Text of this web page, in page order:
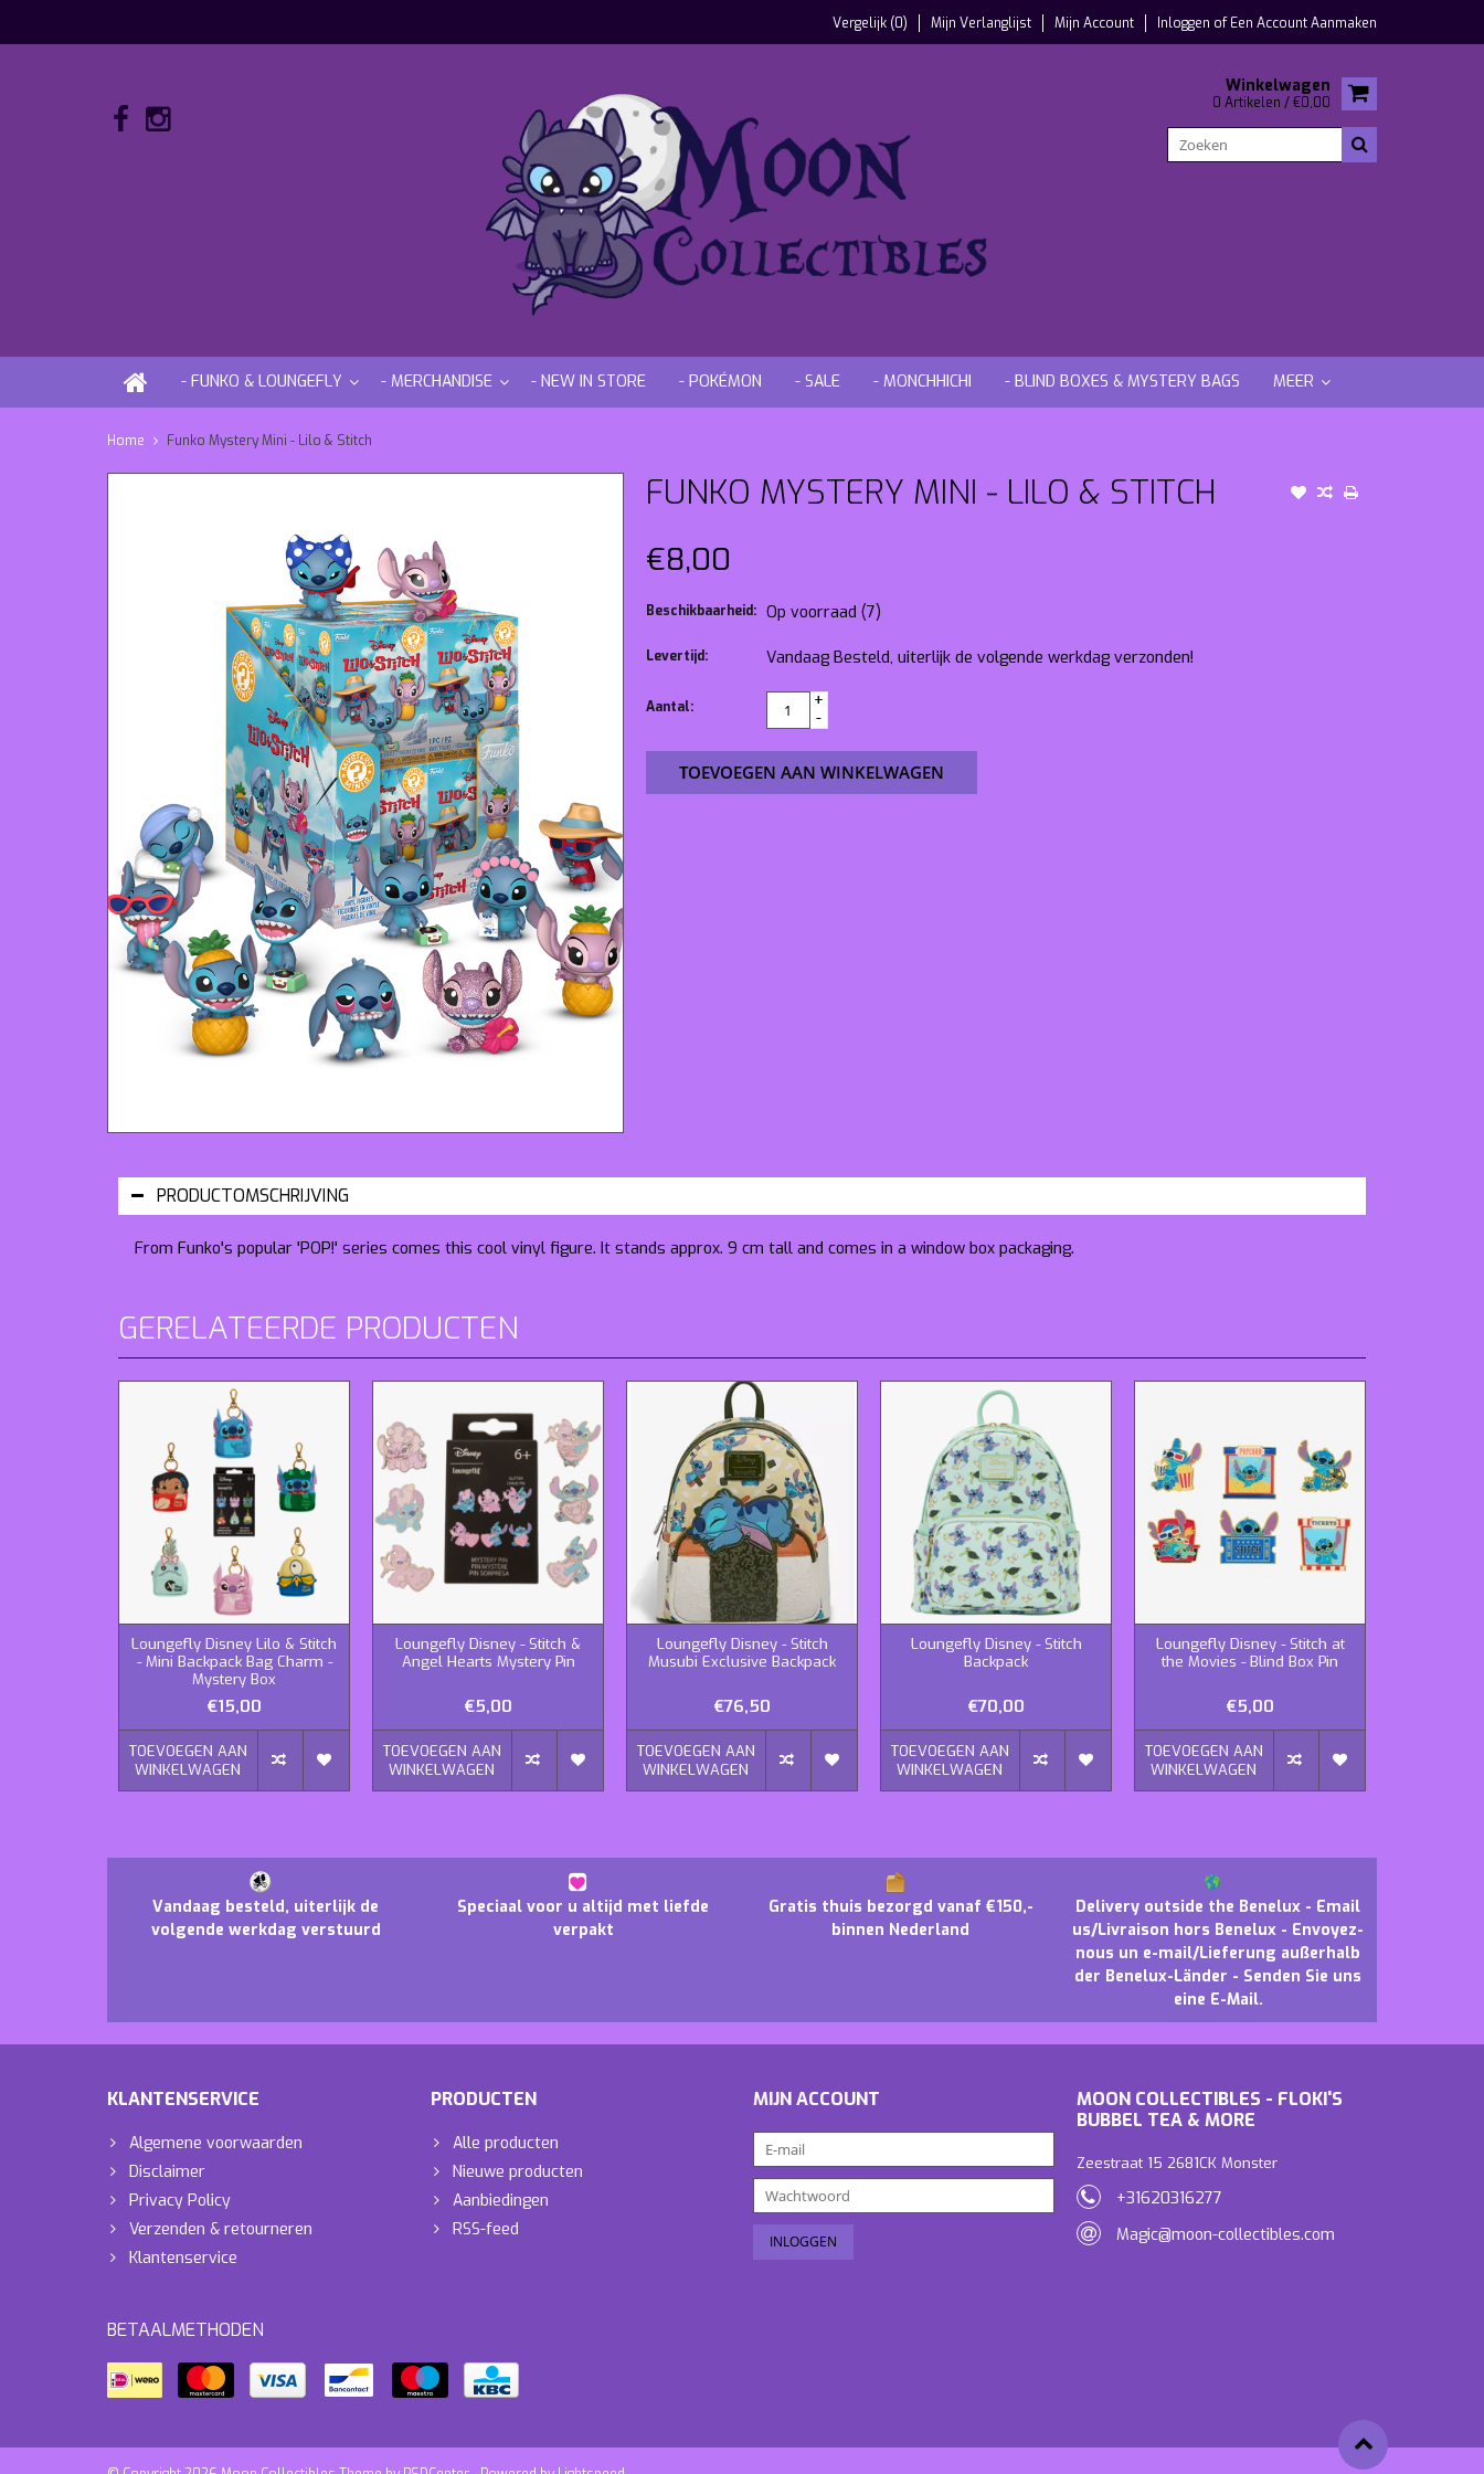
Vergelijk (0) Mijn Verlanglijst Mijn Account Inloggen ofEen Account Aanmaken
Winkelwagen
0 Artikelen / €0,00
- FUNKO & LOUNGEFLY - MERCHANDISE - NEW IN STORE - POKÉMON - SALE - MONCHHICHI - BLIND BOXES & MYSTERY BAGS MEER
Home Funko Mystery Mini - Lilo & Stitch
FUNKO MYSTERY MINI - LILO & STITCH
€8,00
Beschikbaarheid: Op voorraad (7)
Levertijd: Vandaag Besteld, uiterlijk de volgende werkdag verzonden!
Aantal:
+
-
TOEVOEGEN AAN WINKELWAGEN
PRODUCTOMSCHRIJVING
From Funko's popular 'POP!' series comes this cool vinyl figure. It stands approx. 9 cm tall and comes in a window box packaging.
GERELATEERDE PRODUCTEN
Loungefly Disney Lilo & Stitch
- Mini Backpack Bag Charm -
Mystery Box
€15,00
TOEVOEGEN AAN
WINKELWAGEN
Loungefly Disney - Stitch &
Angel Hearts Mystery Pin
€5,00
TOEVOEGEN AAN
WINKELWAGEN
Loungefly Disney - Stitch
Musubi Exclusive Backpack
€76,50
TOEVOEGEN AAN
WINKELWAGEN
Loungefly Disney - Stitch
Backpack
€70,00
TOEVOEGEN AAN
WINKELWAGEN
Loungefly Disney - Stitch at
the Movies - Blind Box Pin
€5,00
TOEVOEGEN AAN
WINKELWAGEN
Vandaag besteld, uiterlijk de
volgende werkdag verstuurd
Speciaal voor u altijd met liefde
verpakt
Gratis thuis bezorgd vanaf €150,-
binnen Nederland
Delivery outside the Benelux - Email
us/Livraison hors Benelux - Envoyez-
nous un e-mail/Lieferung außerhalb
der Benelux-Länder - Senden Sie uns
eine E-Mail.
KLANTENSERVICE
Algemene voorwaarden
Disclaimer
Privacy Policy
Verzenden & retourneren
Klantenservice
PRODUCTEN
Alle producten
Nieuwe producten
Aanbiedingen
RSS-feed
MIJN ACCOUNT
MOON COLLECTIBLES - FLOKI'S
BUBBEL TEA & MORE
Zeestraat 15 2681CK Monster
+31620316277
Magic@moon-collectibles.com
BETAALMETHODEN